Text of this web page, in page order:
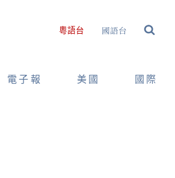
粵語台 國語台
電子報 美國 國際